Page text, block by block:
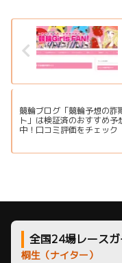
競輪ブログ「競輪予想の詐
ト」は検証済のおすすめ予
中！口コミ評価をチェック
全国24場レースガ
桐生（ナイター）